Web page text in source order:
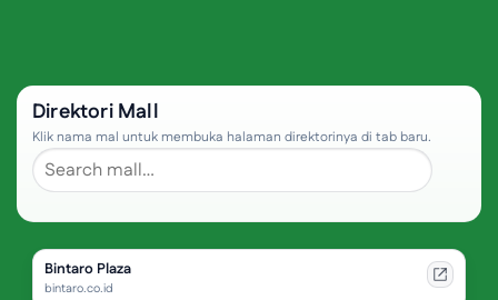
Direktori Mall
Klik nama mal untuk membuka halaman direktorinya di tab baru.
Bintaro Plaza
bintaro.co.id